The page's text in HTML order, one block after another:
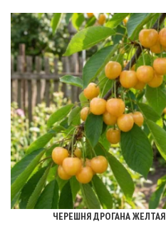
ЧЕРЕШНЯ ДРОГАНА ЖЕЛТАЯ